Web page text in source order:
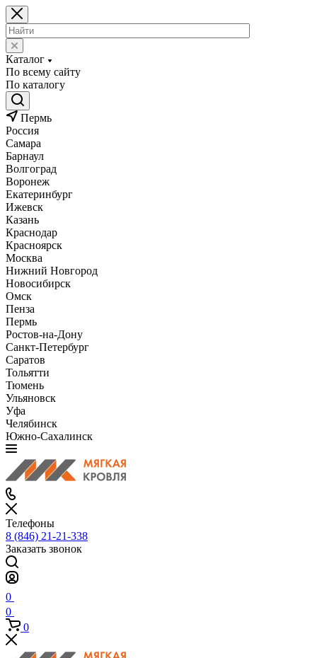
Каталог
По всему сайту
По каталогу
Пермь
Россия
Самара
Барнаул
Волгоград
Воронеж
Екатеринбург
Ижевск
Казань
Краснодар
Красноярск
Москва
Нижний Новгород
Новосибирск
Омск
Пенза
Пермь
Ростов-на-Дону
Санкт-Петербург
Саратов
Тольятти
Тюмень
Ульяновск
Уфа
Челябинск
Южно-Сахалинск
Телефоны
8 (846) 21-21-338
Заказать звонок
0
0
0